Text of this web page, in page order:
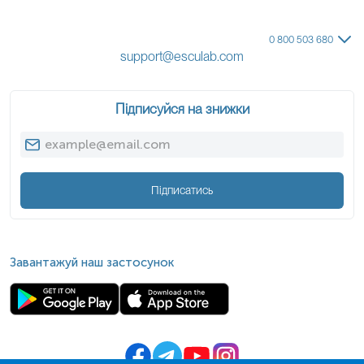
здатні тривалий час зберігатися у тканинах, іноді
протягом кількох місяців або років. Локалізація личинок у
легенях призводить до формування вузлових утворень у
еозинофільною інфільтрацією та некрозом центральної
зони. Такі вогнища часто виявляють випадково під час
обстеження, і вони можуть імітувати метастатичні або
первинні пухлини легень.
У випадках підшкірної локалізації паразит спричиняє
утворення болючих або безболісних щільних вузлів, у
яких може спостерігатися міграція утворення з плином
та іноді зниження зору. Імунопатологічна складова
захворювання включає гіперчутливість уповільненого та
негайного типу, зумовлену антигенами паразита, що
виділяються в процесі життєдіяльності або після його
загибелі. Це призводить до підвищення рівня еозинофілів
Клінічний перебіг захворювання у людини, як правило,
0 800 503 680
support@esculab.com
Підписуйся на знижки
Підписатись
Завантажуй наш застосунок